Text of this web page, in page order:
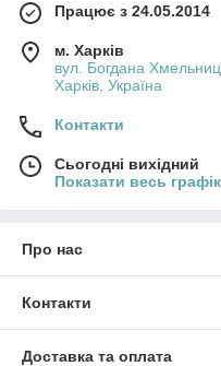
Працює з 24.05.2014
м. Харків
вул. Богдана
Харків, Україна
Контакти
Сьогодні вихідний
Показати весь
Про нас
Контакти
Доставка та оплата